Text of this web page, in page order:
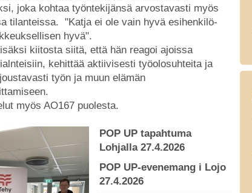
joka kohtaa työntekijänsä arvostavasti myös
tilanteissa. "Katja ei ole vain hyvä esihenkilö-
hyvä".
kiitosta siitä, että hän reagoi ajoissa
kehittää aktiivisesti työolosuhteita ja
työn ja muun elämän
myös AO167 puolesta.
POP UP tapahtuma
Lohjalla 27.4.2026
POP UP‑evenemang i Lojo
27.4.2026